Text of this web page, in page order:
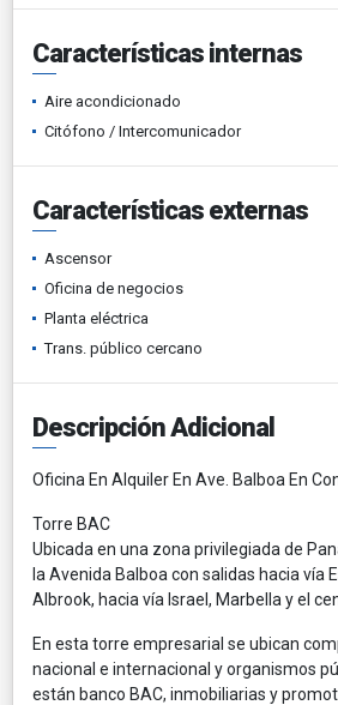
Características internas
Aire acondicionado
Citófono / Intercomunicador
Características externas
Ascensor
Oficina de negocios
Planta eléctrica
Trans. público cercano
Descripción Adicional
Oficina En Alquiler En Ave. Balboa En
Torre BAC
Ubicada en una zona privilegiada de
la Avenida Balboa con salidas hacia vía
Albrook, hacia vía Israel, Marbella y el
En esta torre empresarial se ubican
nacional e internacional y organismos
están banco BAC, inmobiliarias y